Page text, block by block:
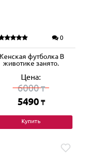
0
футболка В
животике занято.
Цена:
6000₸
5490 ₸
Купить